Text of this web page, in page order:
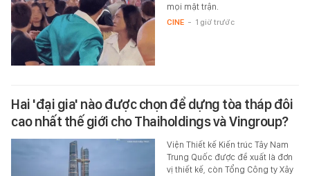
mọi mặt trận.
CINE - 1 giờ trước
Hai 'đại gia' nào được chọn để dựng tòa tháp đôi
cao nhất thế giới cho Thaiholdings và Vingroup?
Viện Thiết kế Kiến trúc Tây Nam
Trung Quốc được đề xuất là đơn
vị thiết kế, còn Tổng Công ty Xây